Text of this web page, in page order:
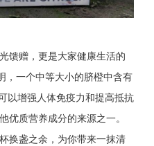
馈赠，更是大家健康生活的
，一个中等大小的脐橙中含有
以增强人体免疫力和提高抵抗
优质营养成分的来源之一。
换盏之余，为你带来一抹清